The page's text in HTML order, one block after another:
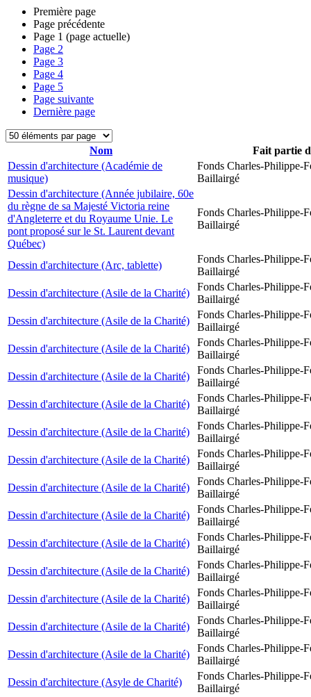
Première page
Page précédente
Page 1 (page actuelle)
Page 2
Page 3
Page 4
Page 5
Page suivante
Dernière page
Nom
Fait partie
Dessin d'architecture (Académie de
musique)
Fonds Charles-Philippe-
Baillairgé
Dessin d'architecture (Année jubilaire, 60e
du règne de sa Majesté Victoria reine
d'Angleterre et du Royaume Unie. Le
pont proposé sur le St. Laurent devant
Québec)
Fonds Charles-Philippe-
Baillairgé
Dessin d'architecture (Arc, tablette)
Fonds Charles-Philippe-
Baillairgé
Dessin d'architecture (Asile de la Charité)
Fonds Charles-Philippe-
Baillairgé
Dessin d'architecture (Asile de la Charité)
Fonds Charles-Philippe-
Baillairgé
Dessin d'architecture (Asile de la Charité)
Fonds Charles-Philippe-
Baillairgé
Dessin d'architecture (Asile de la Charité)
Fonds Charles-Philippe-
Baillairgé
Dessin d'architecture (Asile de la Charité)
Fonds Charles-Philippe-
Baillairgé
Dessin d'architecture (Asile de la Charité)
Fonds Charles-Philippe-
Baillairgé
Dessin d'architecture (Asile de la Charité)
Fonds Charles-Philippe-
Baillairgé
Dessin d'architecture (Asile de la Charité)
Fonds Charles-Philippe-
Baillairgé
Dessin d'architecture (Asile de la Charité)
Fonds Charles-Philippe-
Baillairgé
Dessin d'architecture (Asile de la Charité)
Fonds Charles-Philippe-
Baillairgé
Dessin d'architecture (Asile de la Charité)
Fonds Charles-Philippe-
Baillairgé
Dessin d'architecture (Asile de la Charité)
Fonds Charles-Philippe-
Baillairgé
Dessin d'architecture (Asile de la Charité)
Fonds Charles-Philippe-
Baillairgé
Dessin d'architecture (Asile de la Charité)
Fonds Charles-Philippe-
Baillairgé
Dessin d'architecture (Asyle de Charité)
Fonds Charles-Philippe-
Baillairgé